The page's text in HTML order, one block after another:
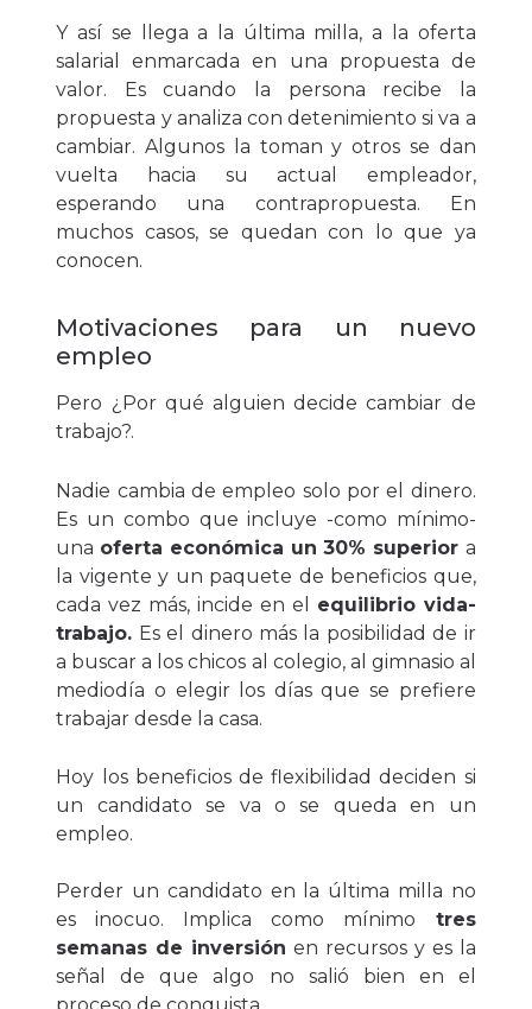
Y así se llega a la última milla, a la oferta
salarial enmarcada en una propuesta de
valor. Es cuando la persona recibe la
propuesta y analiza con detenimiento si va a
cambiar. Algunos la toman y otros se dan
vuelta hacia su actual empleador,
esperando una contrapropuesta. En
muchos casos, se quedan con lo que ya
conocen.
Motivaciones para un nuevo
empleo
Pero ¿Por qué alguien decide cambiar de
trabajo?.
Nadie cambia de empleo solo por el dinero.
Es un combo que incluye -como mínimo-
una oferta económica un 30% superior a
la vigente y un paquete de beneficios que,
cada vez más, incide en el equilibrio vida-
trabajo. Es el dinero más la posibilidad de ir
a buscar a los chicos al colegio, al gimnasio al
mediodía o elegir los días que se prefiere
trabajar desde la casa.
Hoy los beneficios de flexibilidad deciden si
un candidato se va o se queda en un
empleo.
Perder un candidato en la última milla no
es inocuo. Implica como mínimo tres
semanas de inversión en recursos y es la
señal de que algo no salió bien en el